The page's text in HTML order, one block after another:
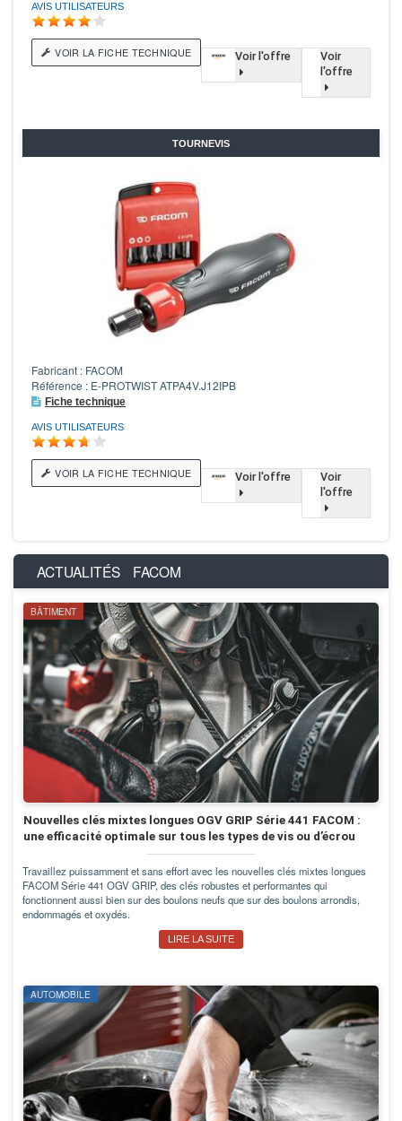
AVIS UTILISATEURS
VOIR LA FICHE TECHNIQUE Voir l'offre
Voir
l'offre
TOURNEVIS
Fabricant : FACOM
Référence : E-PROTWIST ATPA4V.J12IPB
Fiche technique
AVIS UTILISATEURS
VOIR LA FICHE TECHNIQUE Voir l'offre
Voir
l'offre
ACTUALITÉS FACOM
BÂTIMENT
Nouvelles clés mixtes longues OGV GRIP Série 441 FACOM :
une efficacité optimale sur tous les types de vis ou d’écrou
Travaillez puissamment et sans effort avec les nouvelles clés mixtes longues
FACOM Série 441 OGV GRIP, des clés robustes et performantes qui
fonctionnent aussi bien sur des boulons neufs que sur des boulons arrondis,
endommagés et oxydés.
LIRE LA SUITE
AUTOMOBILE